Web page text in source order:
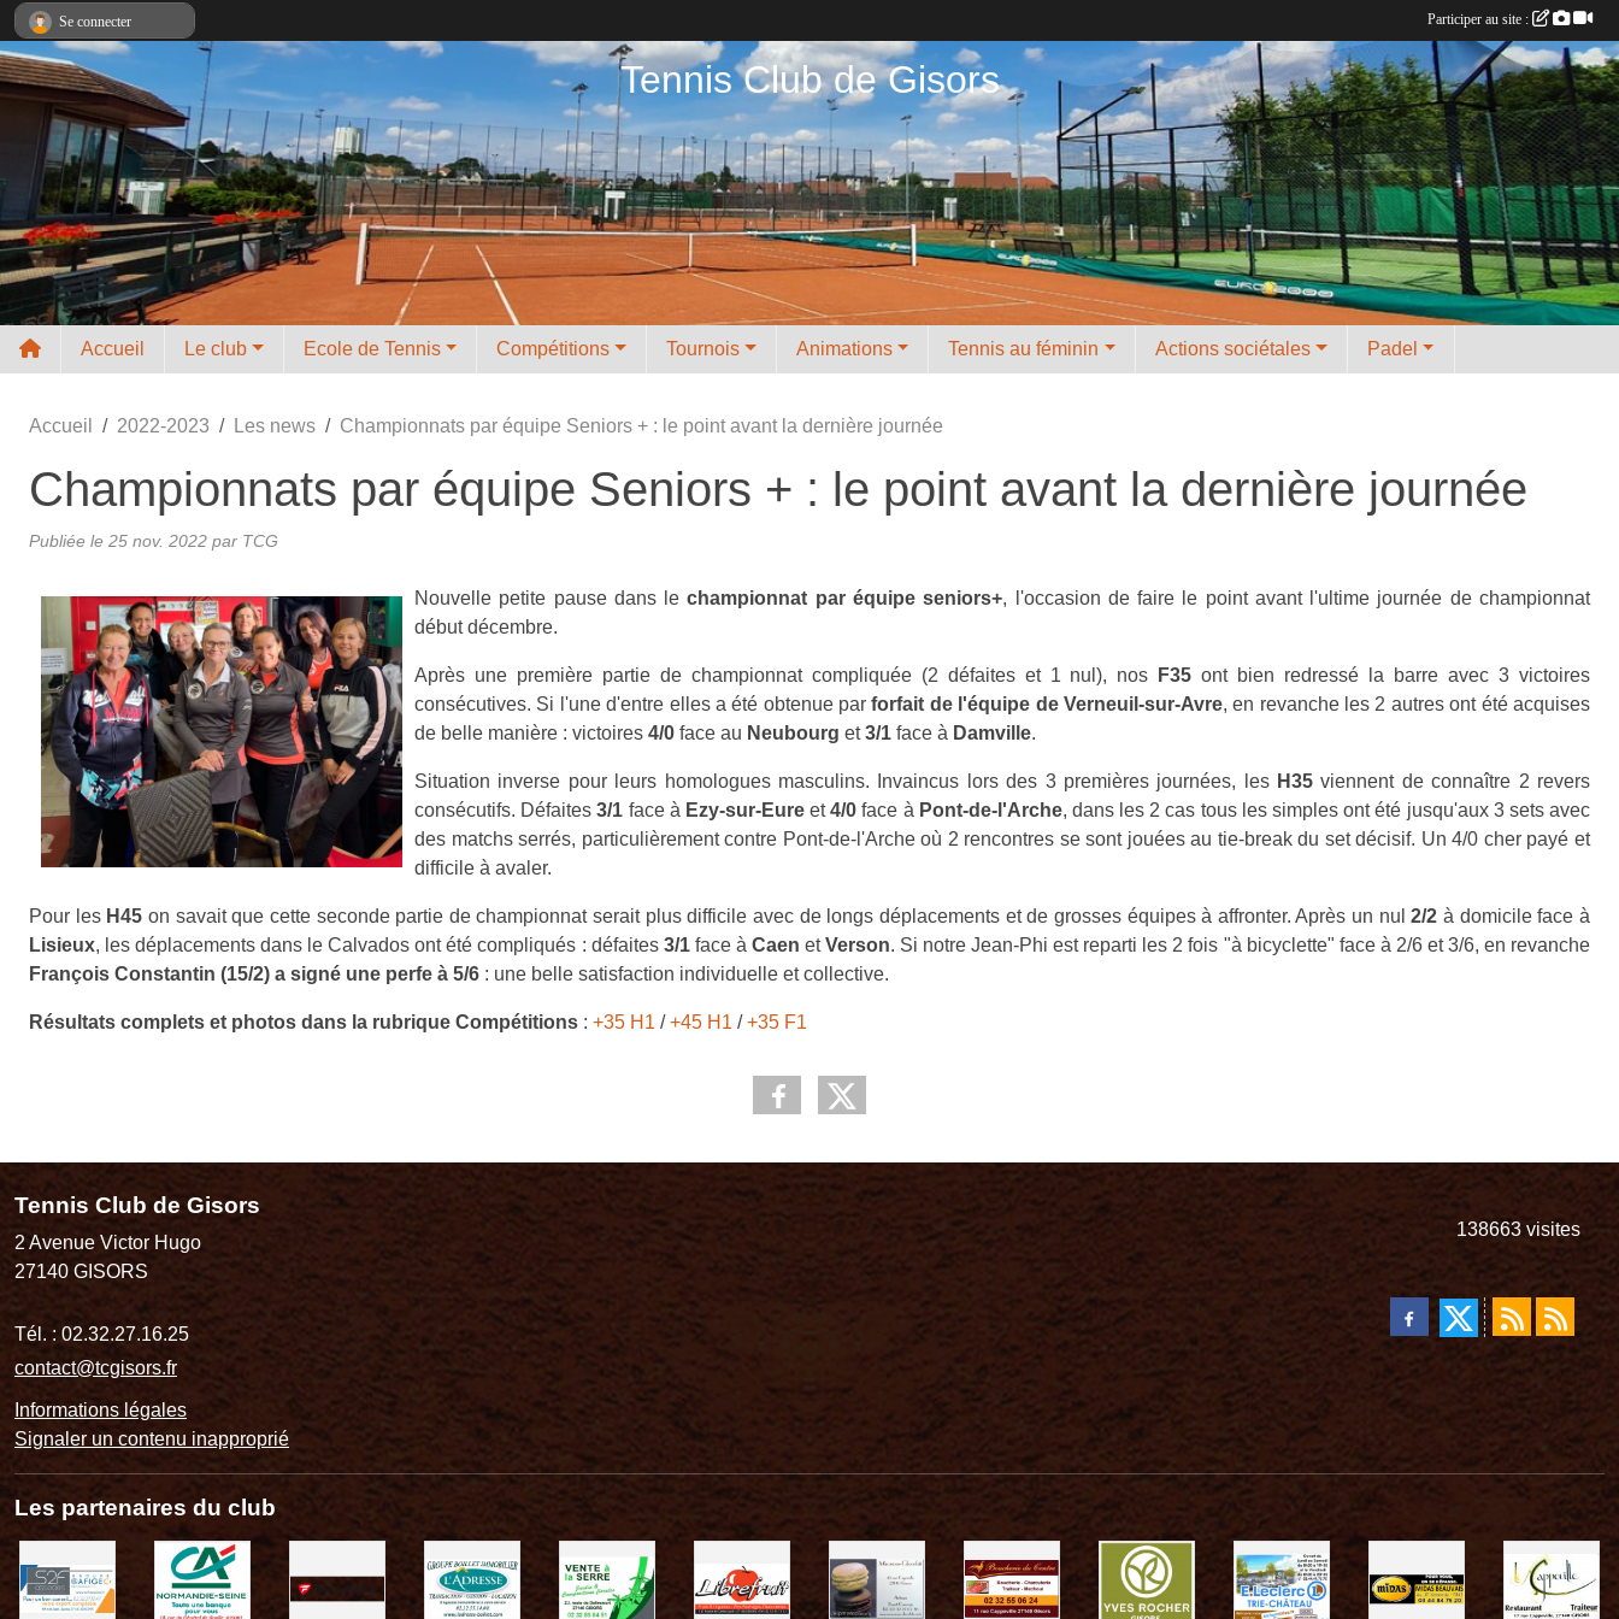
Tennis Club de Gisors
Accueil Le club Ecole de Tennis Compétitions Tournois Animations Tennis au féminin Actions sociétales Padel
Accueil 2022-2023 Les news Championnats par équipe Seniors + : le point avant la dernière journée
Championnats par équipe Seniors + : le point avant la dernière journée
Publiée le 25 nov. 2022 par TCG
Nouvelle petite pause dans lechampionnat par équipe seniors+, l'occasion de faire le point avant l'ultime journée de championnat
début décembre.
Après une première partie de championnat compliquée (2 défaites et 1 nul), nos F35 ont bien redressé la barre avec 3 victoires
consécutives. Si l'une d'entre elles a été obtenue parforfait de l'équipe de Verneuil-sur-Avre, en revanche les 2 autres ont été acquises
de belle manière : victoires 4/0 face au Neubourg et3/1 face à Damville.
Situation inverse pour leurs homologues masculins. Invaincus lors des 3 premières journées, les H35 viennent de connaître 2 revers
consécutifs. Défaites3/1 face à Ezy-sur-Eureet4/0 face à Pont-de-l'Arche, dans les 2 cas tous les simples ont été jusqu'aux 3 sets avec
des matchs serrés, particulièrement contre Pont-de-l'Arche où 2 rencontres se sont jouées au tie-break du set décisif. Un 4/0 cher payé et
difficile à avaler.
Pour les H45 on savait que cette seconde partie de championnat serait plus difficile avec de longs déplacements et de grosses équipes à affronter. Après un nul2/2 à domicile face à
Lisieux, les déplacements dans le Calvados ont été compliqués : défaites 3/1face à Caen etVerson. Si notre Jean-Phi est reparti les 2 fois "à bicyclette" face à 2/6 et 3/6, en revanche
François Constantin (15/2) a signé une perfe à 5/6 : une belle satisfaction individuelle et collective.
Résultats complets et photos dans la rubrique Compétitions : +35 H1 /+45 H1 /+35 F1
Tennis Club de Gisors
2 Avenue Victor Hugo
27140 GISORS
Tél. : 02.32.27.16.25
contact@tcgisors.fr
Informations légales
Signaler un contenu inapproprié
138663 visites
Les partenaires du club
Se connecter Participer au site :
Panneau de gestion des cookies